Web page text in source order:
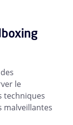
le
techniques
malveillantes